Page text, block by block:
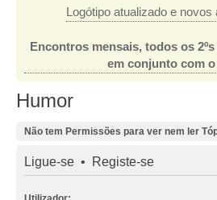
Logótipo atualizado e
Encontros mensais, todos os
em conjunto com o
Humor
Não tem Permissões para ver nem ler
Ligue-se • Registe-se